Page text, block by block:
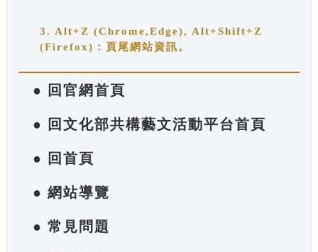
3. Alt+Z (Chrome,Edge), Alt+Shift+Z
(Firefox)：頁尾網站資訊。
● 回官網首頁
● 回文化部共構藝文活動平台首頁
● 回首頁
● 網站導覽
● 常見問題